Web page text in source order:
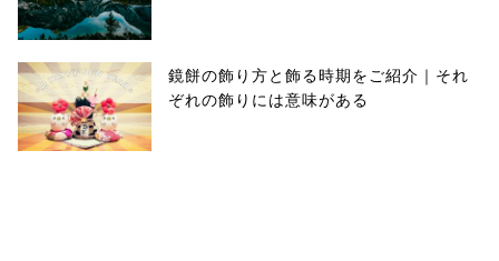
鏡餅の飾り方と飾る時期をご紹介｜それ
ぞれの飾りには意味がある